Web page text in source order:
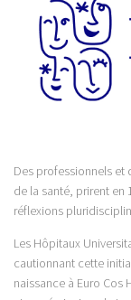
Des professionnels et
de la santé, prirent en
réflexions
Les Hôpitaux
cautionnant cette
naissance à Euro Cos